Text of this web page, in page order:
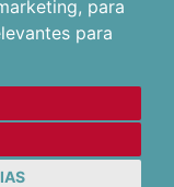
, para
para